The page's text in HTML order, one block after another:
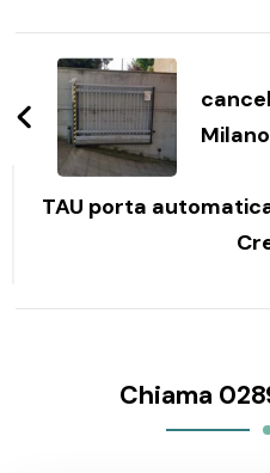
Navigazione
articoli
TAU porta
Chiama